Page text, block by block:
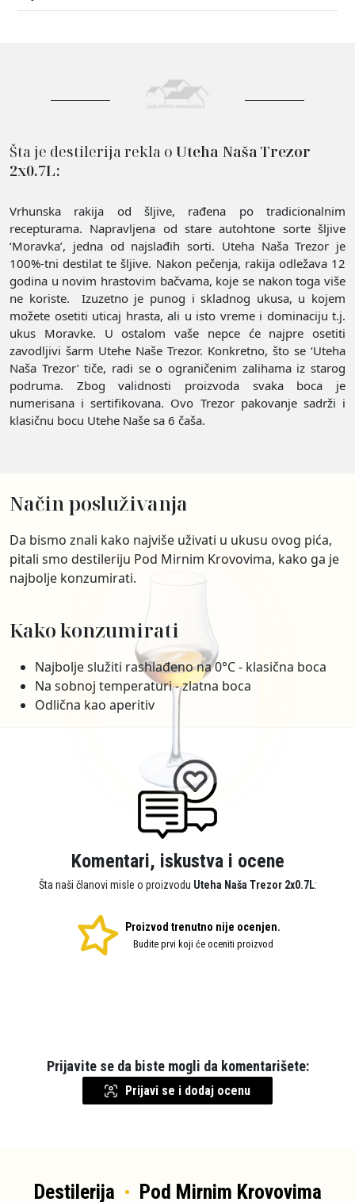
Šta je destilerija rekla o Uteha Naša Trezor
2x0.7L:
Vrhunska rakija od šljive, rađena po tradicionalnim
recepturama. Napravljena od stare autohtone sorte šljive
‘Moravka’, jedna od najslađih sorti. Uteha Naša Trezor je
100%-tni destilat te šljive. Nakon pečenja, rakija odležava 12
godina u novim hrastovim bačvama, koje se nakon toga više
ne koriste. Izuzetno je punog i skladnog ukusa, u kojem
možete osetiti uticaj hrasta, ali u isto vreme i dominaciju t.j.
ukus Moravke. U ostalom vaše nepce će najpre osetiti
zavodljivi šarm Utehe Naše Trezor. Konkretno, što se ‘Uteha
Naša Trezor’ tiče, radi se o ograničenim zalihama iz starog
podruma. Zbog validnosti proizvoda svaka boca je
numerisana i sertifikovana. Ovo Trezor pakovanje sadrži i
klasičnu bocu Utehe Naše sa 6 čaša.
Način posluživanja
Da bismo znali kako najviše uživati u ukusu ovog pića,
pitali smo destileriju Pod Mirnim Krovovima, kako ga je
najbolje konzumirati.
Kako konzumirati
Najbolje služiti rashlađeno na 0°C - klasična boca
Na sobnoj temperaturi - zlatna boca
Odlična kao aperitiv
Komentari, iskustva i ocene
Šta naši članovi misle o proizvodu Uteha Naša Trezor 2x0.7L:
Proizvod trenutno nije ocenjen.
Budite prvi koji će oceniti proizvod
Prijavite se da biste mogli da komentarišete:
Prijavi se i dodaj ocenu
Destilerija Pod Mirnim Krovovima